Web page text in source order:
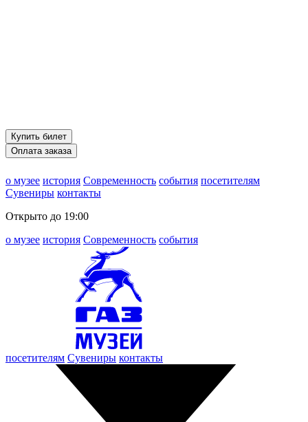
Купить билет
Оплата заказа
о музее история Современность события посетителям
Сувениры контакты
Открыто до 19:00
о музее история Современность события
посетителям Сувениры контакты